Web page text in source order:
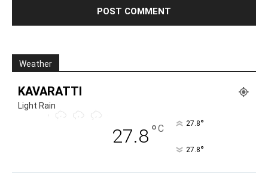
Weather
KAVARATTI
Light Rain
27.8°C 27.8°
27.8°